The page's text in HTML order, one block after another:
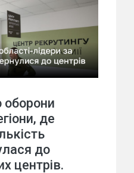
оборони
де
до
центрів.